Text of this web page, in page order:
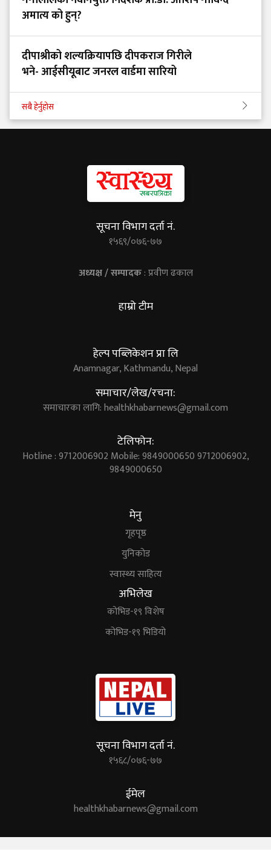
अमात्य को हुन्?
दीपाश्रीको शल्यक्रियापछि दीपकराज गिरीले
भने- आईसीयूबाट जनरल वार्डमा सारियो
सबै हेर्नुहोस
सूचना विभाग दर्ता नं.
१५६९/०७६-७७
अध्यक्ष / सम्पादक: प्रवीण ढकाल
हाम्रो टीम
हेल्प पब्लिकेशन प्रा लि
Anamnagar, Kathmandu, Nepal
समाचार/लेख/रचना:
समाचारका लागि:healthkhabarnews@gmail.com
टेलिफोन:
Hotline : 9712006902 Mobile: 9849000650 9712006902,
9849000650
मेनु
गृहपृष्ठ
युनिकोड
स्वास्थ्य साहित्य
अभिलेख
कोभिड-१९ विशेष
कोभिड-१९ भिडियो
सूचना विभाग दर्ता नं.
१५६८/०७६-७७
ईमेल
healthkhabarnews@gmail.com